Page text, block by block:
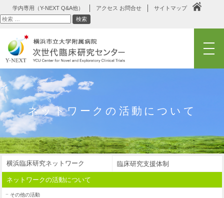
学内専用（Y-NEXT Q&A他） アクセス お問合せ
サイトマップ
検
索
検索
ネットワークの活動について
横浜臨床研究ネットワーク 臨床研究支援体制
ネットワークの活動について
その他の活動